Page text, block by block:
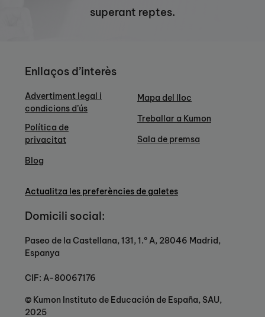
superant reptes.
Enllaços d’interès
Advertiment legal i
condicions d’ús
Política de
privacitat
Blog
Mapa del lloc
Treballar a Kumon
Sala de premsa
Actualitza les preferències de galetes
Domicili social:
Paseo de la Castellana, 131, 1.º A, 28046 Madrid,
Espanya
CIF: A-80067176
© Kumon Instituto de Educación de España, SAU,
2025